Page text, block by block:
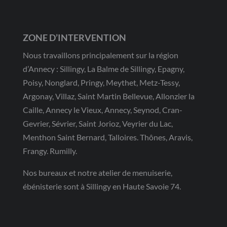
ZONE D’INTERVENTION
Nous travaillons principalement sur la région
d’Annecy : Sillingy, La Balme de Sillingy, Epagny,
Poisy, Nonglard, Pringy, Meythet, Metz-Tessy,
Argonay, Villaz, Saint Martin Bellevue, Allonzier la
Caille, Annecy le Vieux, Annecy, Seynod, Cran-
Gevrier, Sévrier, Saint Jorioz, Veyrier du Lac,
Menthon Saint Bernard, Talloires. Thônes, Aravis,
Frangy. Rumilly.
Nos bureaux et notre atelier de menuiserie,
ébénisterie sont à Sillingy en Haute Savoie 74.